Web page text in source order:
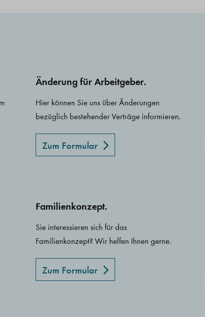
Änderung für Arbeitgeber.
Hier können Sie uns über Änderungen
bezüglich bestehender Verträge informieren.
Zum Formular
Familienkonzept.
Sie interessieren sich für das
Familienkonzept? Wir helfen Ihnen gerne.
Zum Formular